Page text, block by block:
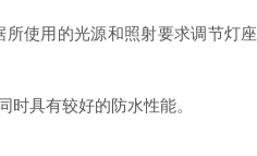
用的光源和照射要求调节灯
具有较好的防水性能。